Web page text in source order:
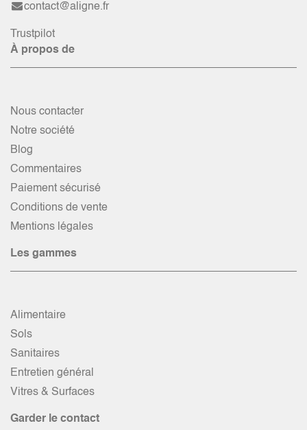
contact@aligne.fr
Trustpilot
À propos de
Nous contacter
Notre société
Blog
Commentaires
Paiement sécurisé
Conditions de vente
Mentions légales
Les gammes
Alimentaire
Sols
Sanitaires
Entretien général
Vitres & Surfaces
Garder le contact